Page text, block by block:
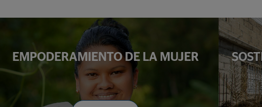
EMPODERAMIENTO DE LA MUJER